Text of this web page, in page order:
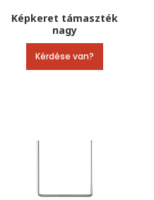
Képkeret támaszték
nagy
Kérdése van?